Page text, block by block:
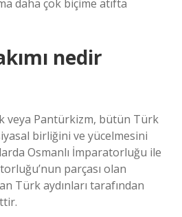
daha çok biçime atıfta
nedir
veya Pantürkizm, bütün Türk
birliğini ve yücelmesini
Osmanlı İmparatorluğu ile
parçası olan
Türk aydınları tarafından